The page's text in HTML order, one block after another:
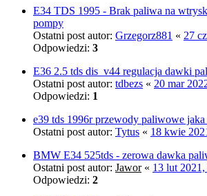
E34 TDS 1995 - Brak paliwa na
pompy
Ostatni post autor: Grzegorz881 « 27
Odpowiedzi: 3
E36 2.5 tds dis_v44 regulacja dawki
Ostatni post autor: tdbezs « 20 mar
Odpowiedzi: 1
e39 tds 1996r przewody paliwowe jaka
Ostatni post autor: Tytus « 18 kwie
BMW E34 525tds - zerowa dawka
Ostatni post autor: Jawor« 13 lut 2021,
Odpowiedzi: 2